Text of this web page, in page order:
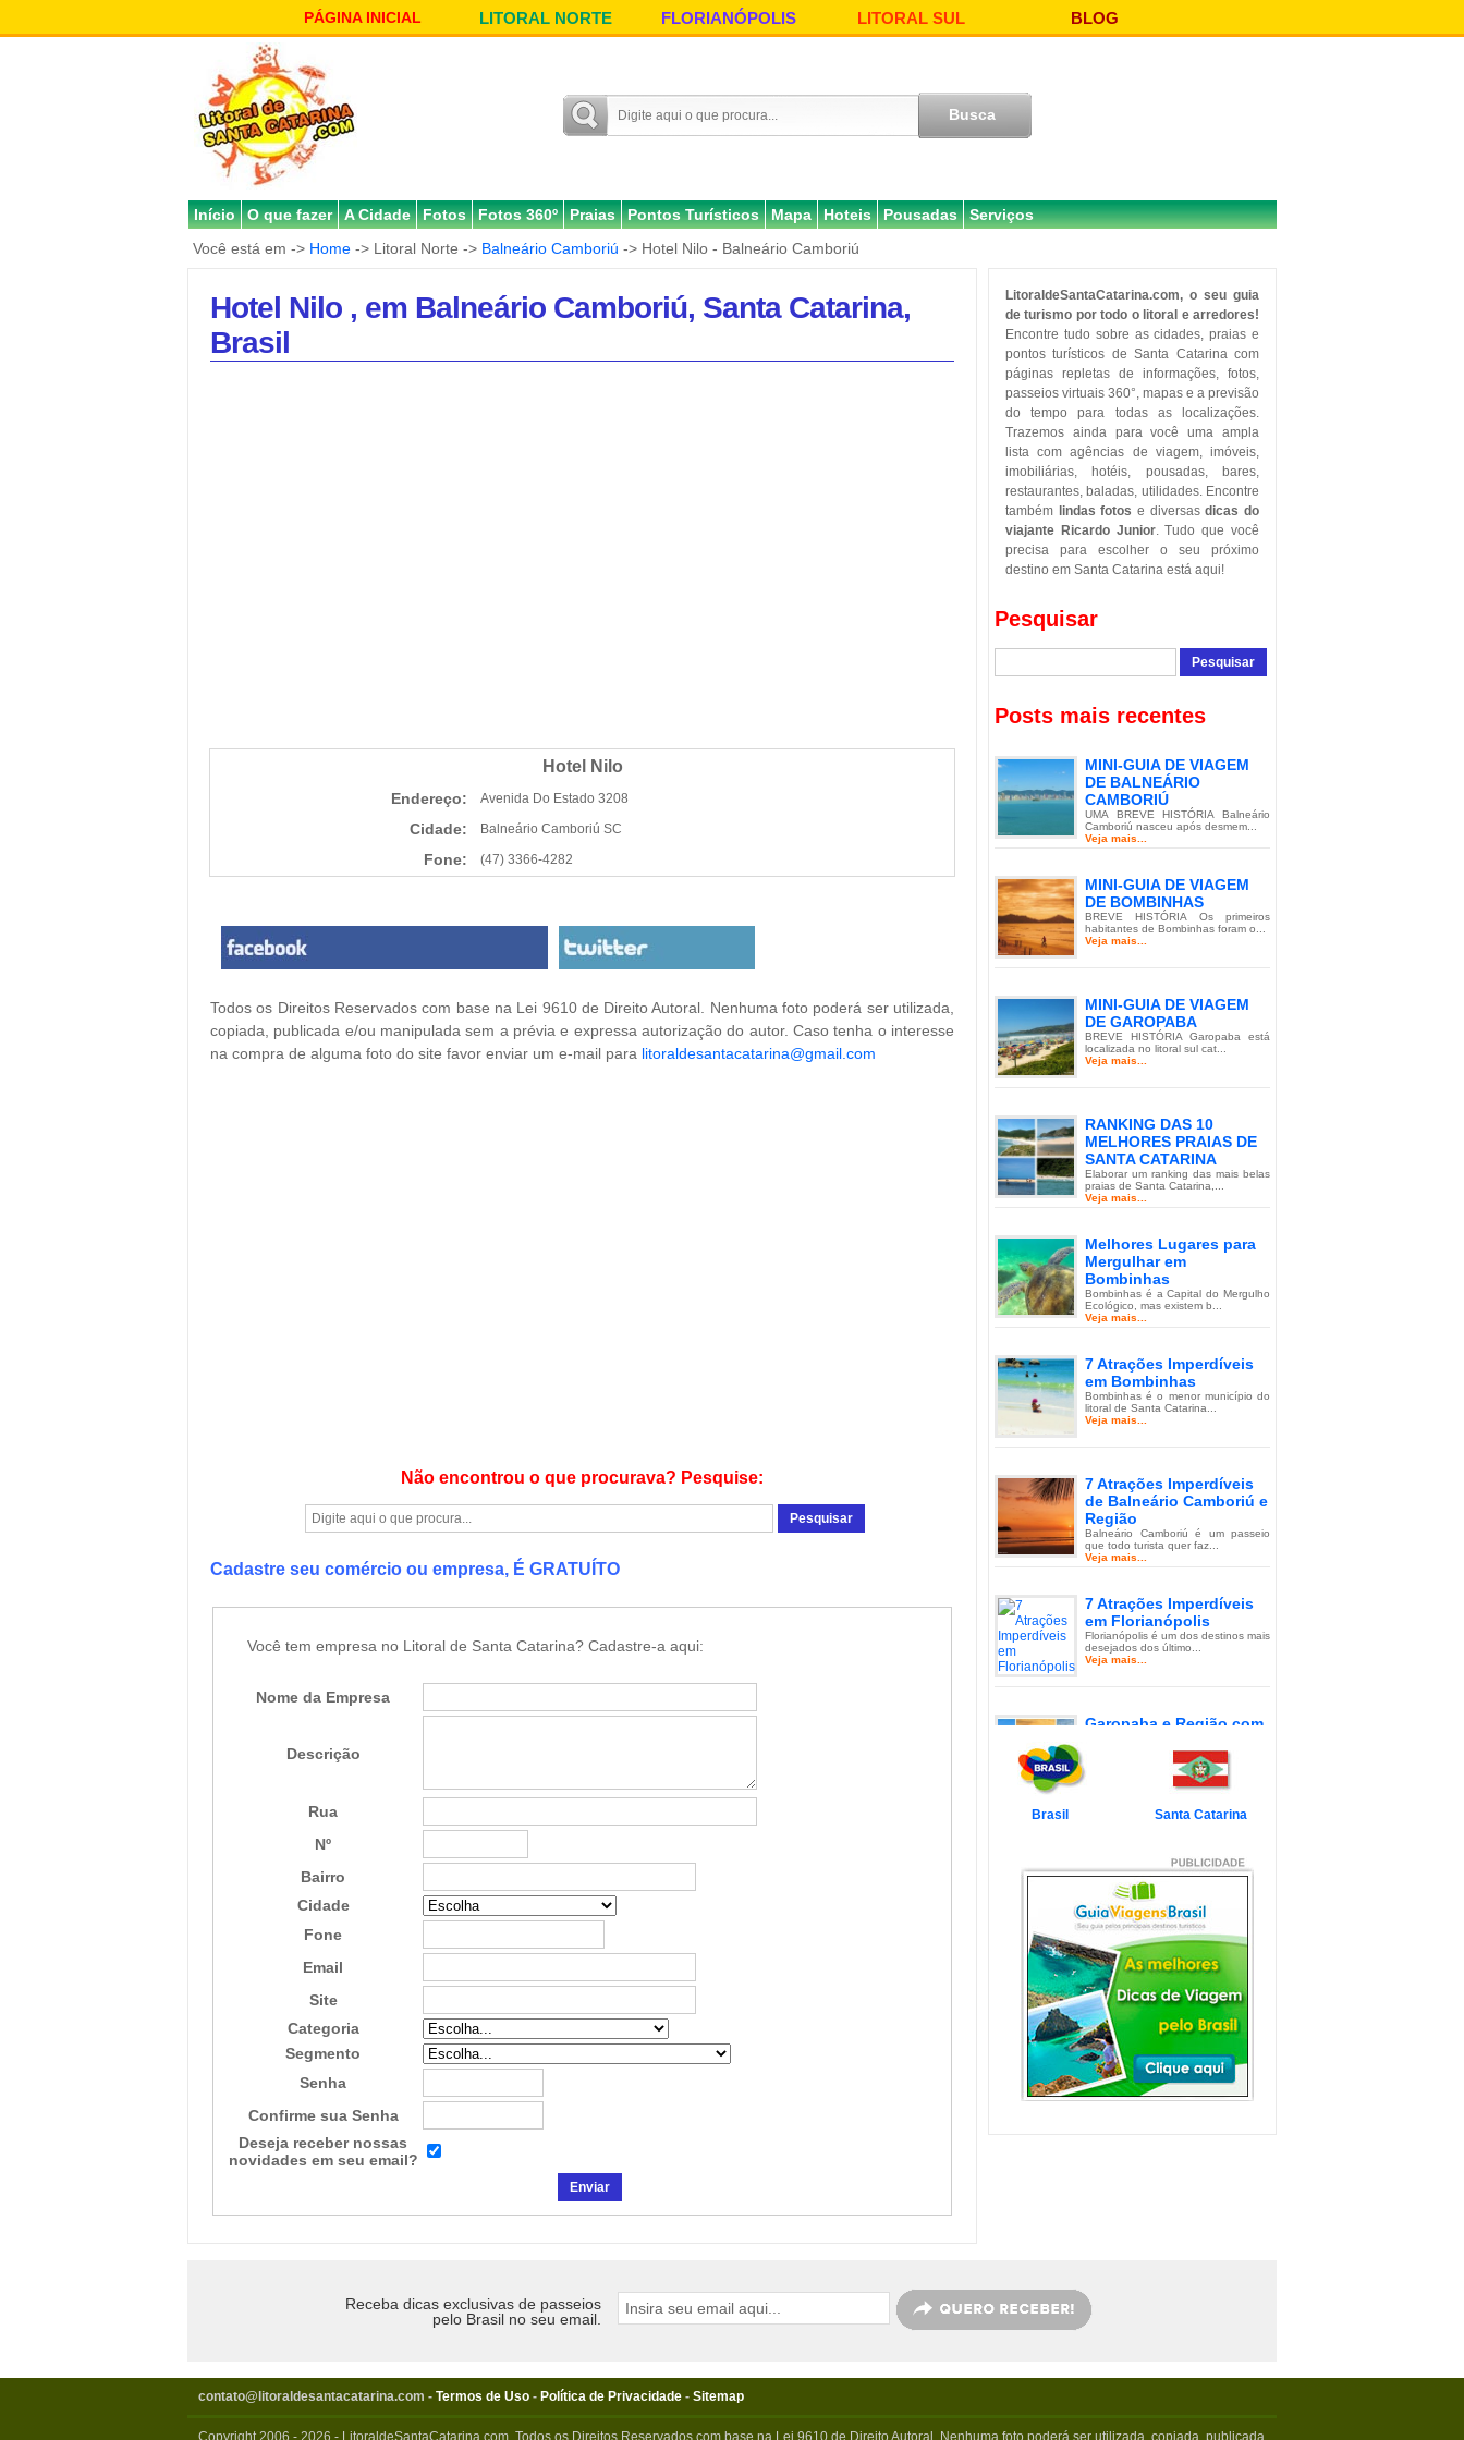
PÁGINA INICIAL LITORAL NORTE FLORIANÓPOLIS LITORAL SUL BLOG
Início O que fazer A Cidade Fotos Fotos 360º Praias Pontos Turísticos Mapa Hoteis Pousadas
Serviços
Você está em -> Home -> Litoral Norte -> Balneário Camboriú -> Hotel Nilo - Balneário Camboriú
Hotel Nilo , em Balneário Camboriú, Santa Catarina,
Brasil
Hotel Nilo
Endereço: Avenida Do Estado 3208
Cidade: Balneário Camboriú SC
Fone: (47) 3366-4282
Todos os Direitos Reservados com base na Lei 9610 de Direito Autoral. Nenhuma foto poderá ser utilizada,
copiada, publicada e/ou manipulada sem a prévia e expressa autorização do autor. Caso tenha o interesse
na compra de alguma foto do site favor enviar um e-mail para litoraldesantacatarina@gmail.com
Não encontrou o que procurava? Pesquise:
Cadastre seu comércio ou empresa, É GRATUÍTO
Você tem empresa no Litoral de Santa Catarina? Cadastre-a aqui:
Nome da Empresa
Descrição
Rua
Nº
Bairro
Cidade
Fone
Email
Site
Categoria
Segmento
Senha
Confirme sua Senha
Deseja receber nossas
novidades em seu email?
LitoraldeSantaCatarina.com, o seu guia
de turismo por todo o litoral e arredores!
Encontre tudo sobre as cidades, praias e
pontos turísticos de Santa Catarina com
páginas repletas de informações, fotos,
passeios virtuais 360°, mapas e a previsão
do tempo para todas as localizações.
Trazemos ainda para você uma ampla
lista com agências de viagem, imóveis,
imobiliárias, hotéis, pousadas, bares,
restaurantes, baladas, utilidades. Encontre
também
lindas fotos e diversasdicas do
viajante Ricardo Junior. Tudo que você
precisa para escolher o seu próximo
destino em Santa Catarina está aqui!
Pesquisar
Posts mais recentes
MINI-GUIA DE VIAGEM
DE BALNEÁRIO
CAMBORIÚ
UMA BREVE HISTÓRIA Balneário
Camboriú nasceu após desmem...
Veja mais...
MINI-GUIA DE VIAGEM
DE BOMBINHAS
BREVE HISTÓRIA Os primeiros
habitantes de Bombinhas foram o...
Veja mais...
MINI-GUIA DE VIAGEM
DE GAROPABA
BREVE HISTÓRIA Garopaba está
localizada no litoral sul cat...
Veja mais...
RANKING DAS 10
MELHORES PRAIAS DE
SANTA CATARINA
Elaborar um ranking das mais belas
praias de Santa Catarina,...
Veja mais...
Melhores Lugares para
Mergulhar em
Bombinhas
Bombinhas é a Capital do Mergulho
Ecológico, mas existem b...
Veja mais...
7 Atrações Imperdíveis
em Bombinhas
Bombinhas é o menor município do
litoral de Santa Catarina...
Veja mais...
7 Atrações Imperdíveis
de Balneário Camboriú e
Região
Balneário Camboriú é um passeio
que todo turista quer faz...
Veja mais...
7 Atrações Imperdíveis
em Florianópolis
Florianópolis é um dos destinos mais
desejados dos último...
Veja mais...
Garopaba e Região com
Garopaba é um município de Santa
Catarina a 80 quilômetro...
Veja mais...
com Crianças
Simplesmente magnífico! Assim
pode ser descrito o Litoral d...
Veja mais...
Balneário Camboriú e
arredores com Crianças
Balneário Camboriú fica em Santa
Catarina, mais especifica...
Veja mais...
Florianópolis com
crianças: as melhores
5 PRAIAS DE FLORIPA
Brasil Santa Catarina
Receba dicas exclusivas de passeios
pelo Brasil no seu email.
contato@litoraldesantacatarina.com - Termos de Uso - Política de Privacidade - Sitemap
Copyright 2006 - 2026 - LitoraldeSantaCatarina.com. Todos os Direitos Reservados com base na Lei 9610 de Direito Autoral. Nenhuma foto poderá ser utilizada, copiada, publicada